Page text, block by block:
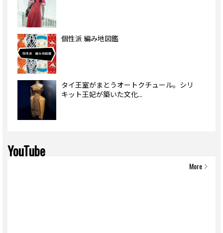
個性派 編み地図鑑
タイ王室がまとうオートクチュール。シリ
キット王妃が築いた文化...
YouTube
More